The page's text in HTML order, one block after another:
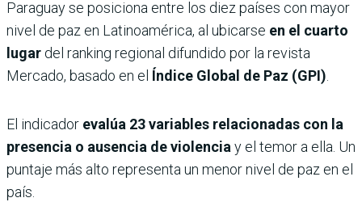
Paraguay se posiciona entre los diez países con mayor
nivel de paz en Latinoamérica, al ubicarse en el cuarto
lugar del ranking regional difundido por la revista
Mercado, basado en el Índice Global de Paz (GPI)
El indicador evalúa 23 variables relacionadas con la
presencia o ausencia de violencia y el temor a ella. Un
puntaje más alto representa un menor nivel de paz en el
país.